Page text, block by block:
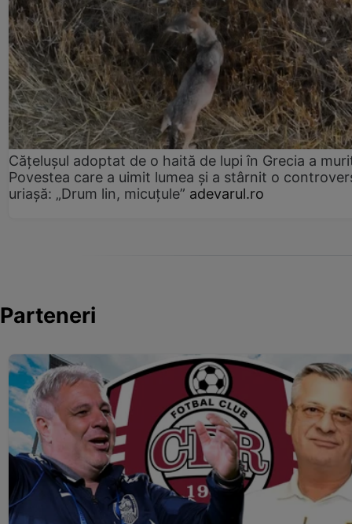
Cățelușul adoptat de o haită de lupi în Grecia a
Povestea care a uimit lumea și a stârnit o
uriașă: „Drum lin, micuțule” adevarul.ro
Parteneri